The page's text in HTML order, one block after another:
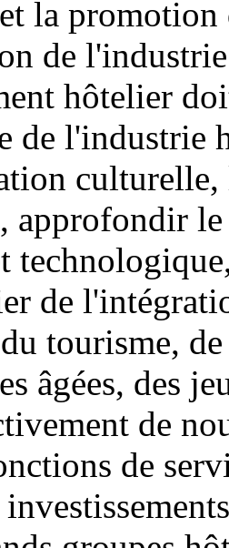
la promotion
de
hôtelier
de l'industrie
approfondir
de
tourisme,
âgées, des
de
de